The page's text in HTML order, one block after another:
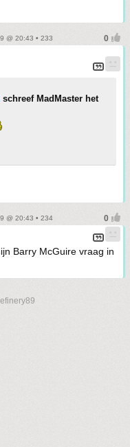
@ 20:43 • 233
schreef MadMaster het
@ 20:43 • 234
Barry McGuire vraag in